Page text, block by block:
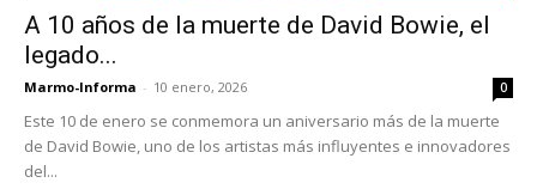
A 10 años de la muerte de David Bowie, el
legado...
Marmo-Informa - 10 enero, 2026 0
Este 10 de enero se conmemora un aniversario más de la muerte
de David Bowie, uno de los artistas más influyentes e innovadores
del...